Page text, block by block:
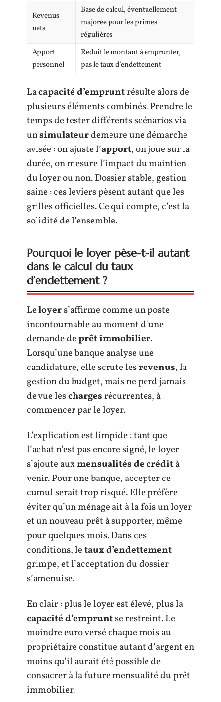
Revenus
nets
Base de calcul, éventuellement
majorée pour les primes
régulières
Apport
personnel
Réduit le montant à emprunter,
pas le taux d’endettement
Lacapacité d’empruntrésulte alors de
plusieurs éléments combinés. Prendre le
temps de tester différents scénarios via
unsimulateurdemeure une démarche
avisée : on ajuste l’apport, on joue sur la
durée, on mesure l’impact du maintien
du loyer ou non. Dossier stable, gestion
saine : ces leviers pèsent autant que les
grilles officielles. Ce qui compte, c’est la
solidité de l’ensemble.
Pourquoi le loyer pèse-t-il autant
dans le calcul du taux
d’endettement ?
Leloyers’affirme comme un poste
incontournable au moment d’une
demande deprêt immobilier.
Lorsqu’une banque analyse une
candidature, elle scrute lesrevenus, la
gestion du budget, mais ne perd jamais
de vue leschargesrécurrentes, à
commencer par le loyer.
L’explication est limpide : tant que
l’achat n’est pas encore signé, le loyer
s’ajoute auxmensualités de crédità
venir. Pour une banque, accepter ce
cumul serait trop risqué. Elle préfère
éviter qu’un ménage ait à la fois un loyer
et un nouveau prêt à supporter, même
pour quelques mois. Dans ces
conditions, letaux d’endettement
grimpe, et l’acceptation du dossier
s’amenuise.
En clair : plus le loyer est élevé, plus la
capacité d’empruntse restreint. Le
moindre euro versé chaque mois au
propriétaire constitue autant d’argent en
moins qu’il aurait été possible de
consacrer à la future mensualité du prêt
immobilier.